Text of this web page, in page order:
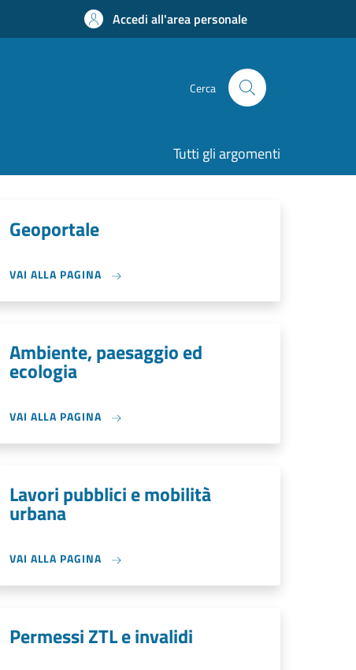
Accedi all'area personale
Cerca
Tutti gli argomenti
Geoportale
VAI ALLA PAGINA
Ambiente, paesaggio ed
ecologia
VAI ALLA PAGINA
Lavori pubblici e mobilità
urbana
VAI ALLA PAGINA
Permessi ZTL e invalidi